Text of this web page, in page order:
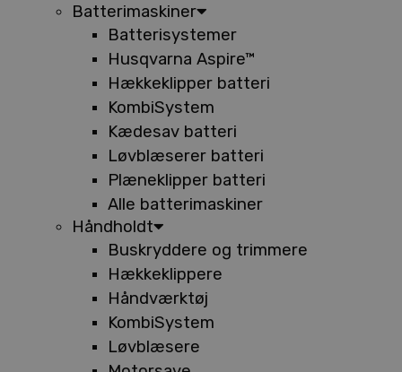
Batterimaskiner
Batterisystemer
Husqvarna Aspire™
Hækkeklipper batteri
KombiSystem
Kædesav batteri
Løvblæserer batteri
Plæneklipper batteri
Alle batterimaskiner
Håndholdt
Buskryddere og trimmere
Hækkeklippere
Håndværktøj
KombiSystem
Løvblæsere